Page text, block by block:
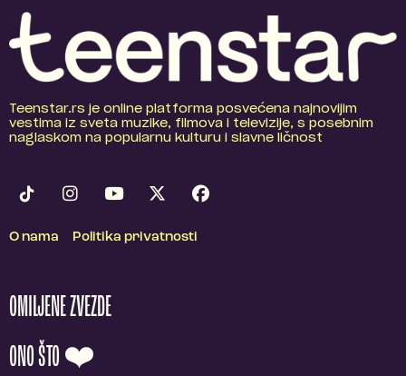
Teenstar.rs je online platforma posvećena najnovijim
vestima iz sveta muzike, filmova i televizije, s posebnim
naglaskom na popularnu kulturu i slavne ličnost
O nama Politika privatnosti
OMILJENE ZVEZDE
ONO ŠTO ❤️